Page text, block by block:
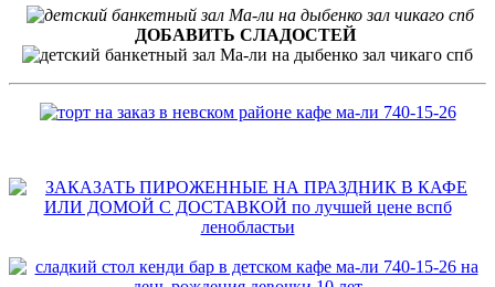
ДОБАВИТЬ СЛАДОСТЕЙ